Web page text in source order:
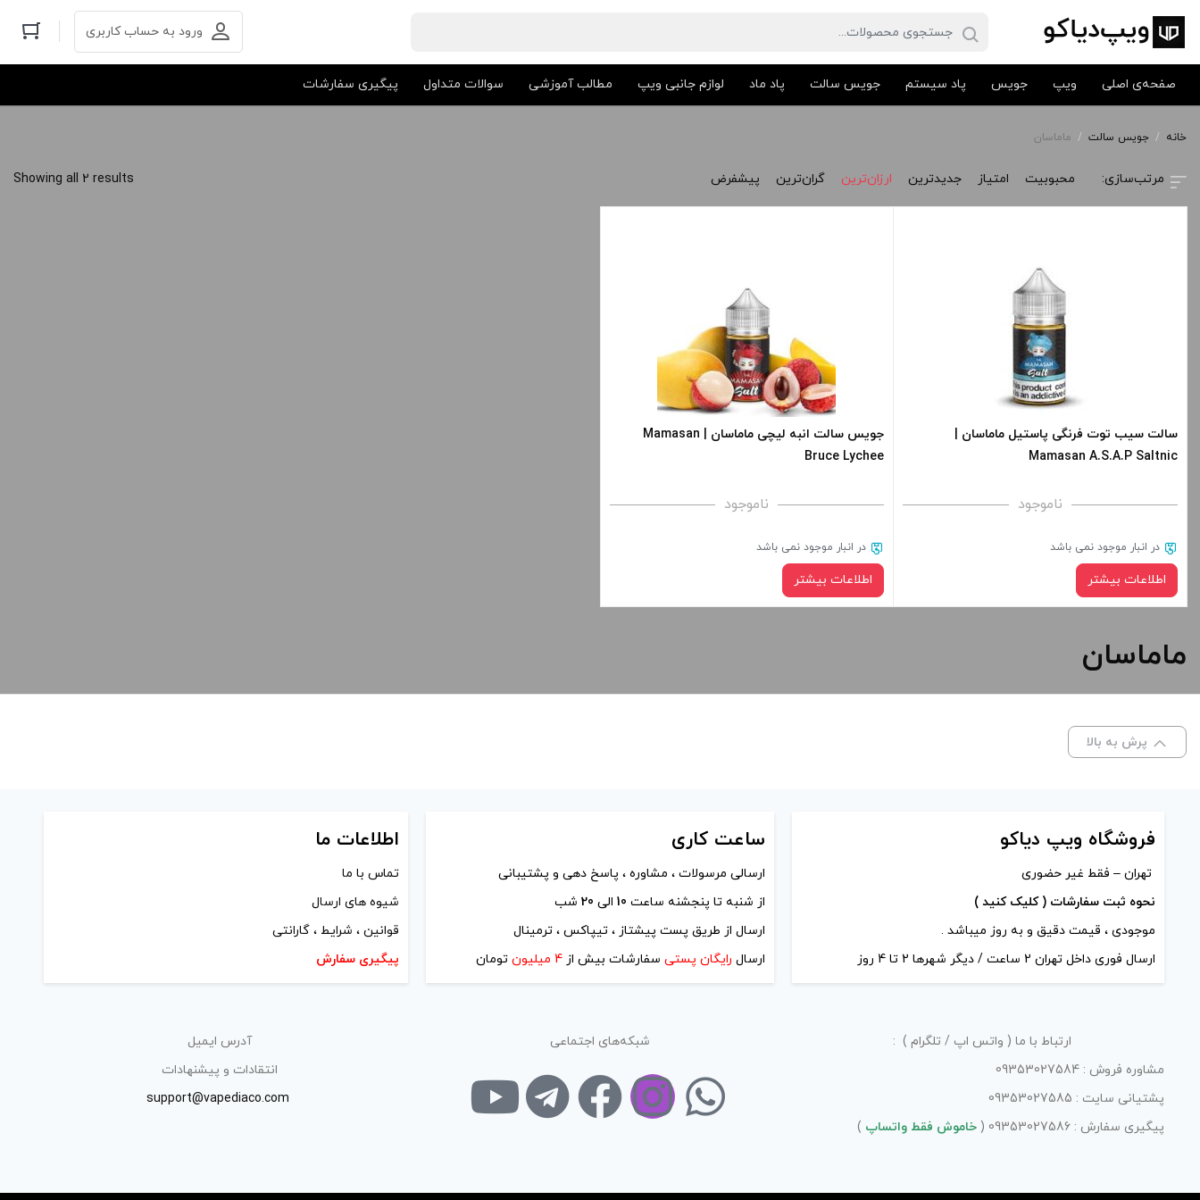
ورود به حساب کاربری
صفحه‌ی اصلی ویپ جویس پاد سیستم جویس سالت پاد ماد لوازم جانبی ویپ مطالب آموزشی سوالات متداول پیگیری سفارشات
خانه / جویس سالت / ماماسان
Showing all 2 results محبوبیت امتیاز جدیدترین ارزان‌ترین گران‌ترین پیشفرض
سالت سیب توت فرنگی پاستیل ماماسان |
Mamasan A.S.A.P Saltnic
ناموجود
در انبار موجود نمی باشد
اطلاعات بیشتر
جویس سالت انبه لیچی ماماسان | Mamasan
Bruce Lychee
ناموجود
در انبار موجود نمی باشد
اطلاعات بیشتر
ماماسان
پرش به بالا
فروشگاه ویپ دیاکو
تهران – فقط غیر حضوری
نحوه ثبت سفارشات ( کلیک کنید )
موجودی ، قیمت دقیق و به روز میباشد .
ارسال فوری داخل تهران 2 ساعت / دیگر شهرها 2 تا 4 روز
ساعت کاری
ارسالی مرسولات ، مشاوره ، پاسخ دهی و پشتیبانی
از شنبه تا پنجشنه ساعت 10الی 20شب
ارسال از طریق پست پیشتاز ، تیپاکس ، ترمینال
ارسال رایگان پستی سفارشات بیش از 4 میلیون تومان
اطلاعات ما
تماس با ما
شیوه های ارسال
قوانین ، شرایط ، گارانتی
پیگیری سفارش
ارتباط با ما ( واتس اپ / تلگرام ) :
مشاوره فروش : 09353027584
پشتیانی سایت : 09353027585
پیگیری سفارش : 09353027586 (
خاموش فقط واتساپ )
شبکه‌های اجتماعی
آدرس ایمیل
انتقادات و پیشنهادات
support@vapediaco.com